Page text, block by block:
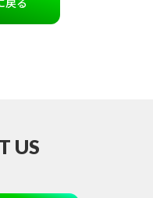
US